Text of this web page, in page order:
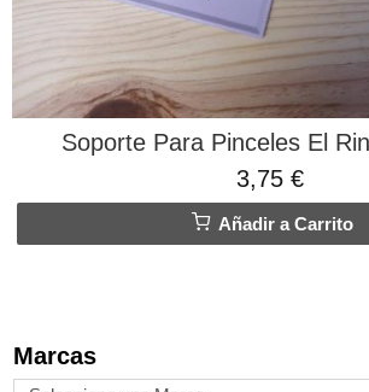
Marcas
Soporte Para Pinceles El
3,75 €
Añadir a Carrito